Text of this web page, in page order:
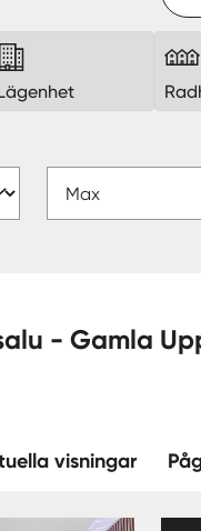
Uppsala —
visningar